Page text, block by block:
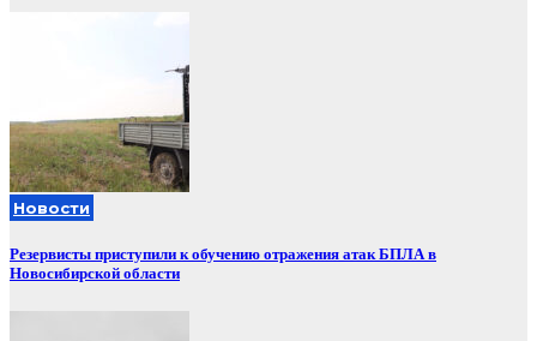
Новости
Резервисты приступили к обучению отражения атак БПЛА в
Новосибирской области